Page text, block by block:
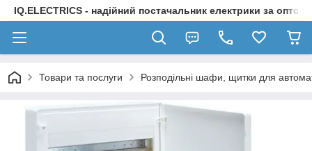
IQ.ELECTRICS - надійний постачальник електрики за
Товари та послуги Розподільні шафи, щитки для